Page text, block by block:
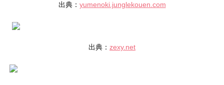
出典： yumenoki.junglekouen.com
出典： zexy.net